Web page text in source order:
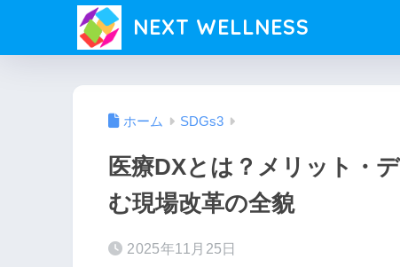
NEXT WELLNESS
ホーム SDGs3
医療DXとは？メリット・
む現場改革の全貌
2025年11月25日